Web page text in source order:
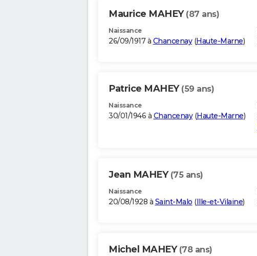
Maurice MAHEY (87 ans)
Naissance
26/09/1917 à Chancenay(Haute-Marne)
Patrice MAHEY (59 ans)
Naissance
30/01/1946 à Chancenay(Haute-Marne)
Jean MAHEY (75 ans)
Naissance
20/08/1928 à Saint-Malo (Ille-et-Vilaine)
Michel MAHEY (78 ans)